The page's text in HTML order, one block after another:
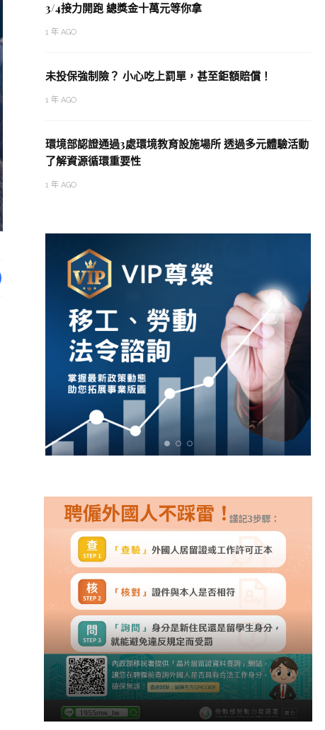
3/4接力開跑 總獎金十萬元等你拿
1 年 AGO
未投保強制險？ 小心吃上罰單，甚至鉅額賠償！
1 年 AGO
環境部認證通過3處環境教育設施場所 透過多元體驗活動
了解資源循環重要性
1 年 AGO